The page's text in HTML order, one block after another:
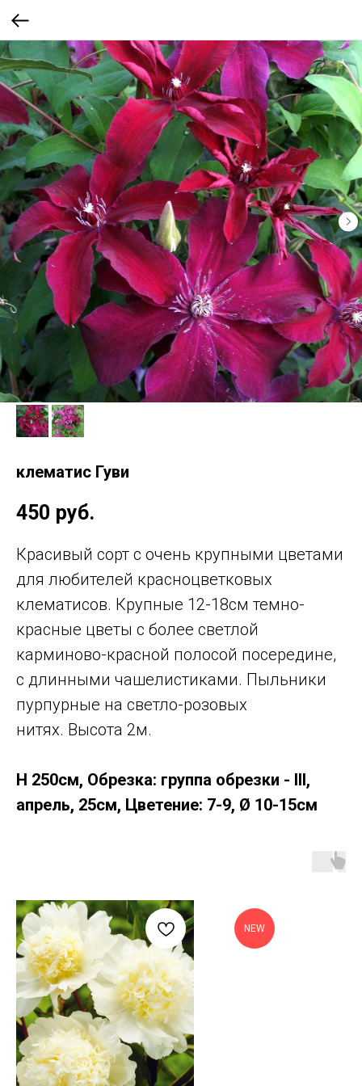
клематис Гуви
450 руб.
Красивый сорт с очень крупными цветами
для любителей красноцветковых
клематисов. Крупные 12-18см темно-
красные цветы с более светлой
карминово-красной полосой посередине,
с длинными чашелистиками. Пыльники
пурпурные на светло-розовых
нитях. Высота 2м.
Н 250см, Обрезка: группа обрезки - III,
апрель, 25см, Цветение: 7-9, Ø 10-15см
NEW